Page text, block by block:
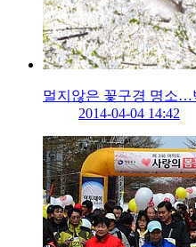
멀지않은 꽃구경 명소…
2014-04-04 14:42